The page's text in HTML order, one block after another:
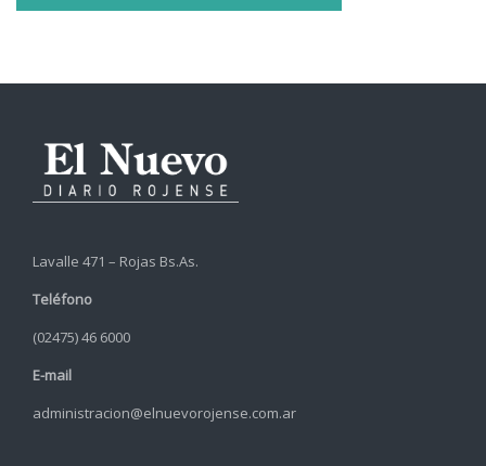
Lavalle 471 – Rojas Bs.As.
Teléfono
(02475) 46 6000
E-mail
administracion@elnuevorojense.com.ar